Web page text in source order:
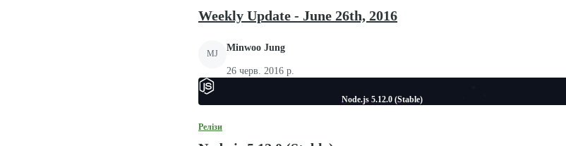
Weekly Update - June 26th, 2016
MJ
Minwoo Jung
26 черв. 2016 р.
Node.js 5.12.0 (Stable)
Релізи